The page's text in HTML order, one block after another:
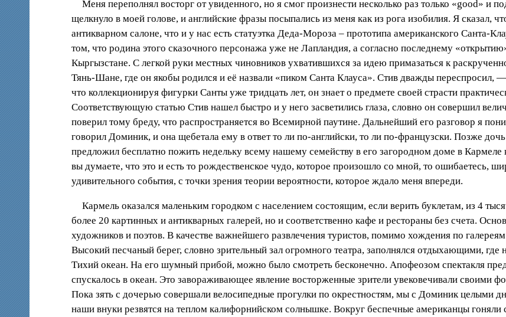
Меня переполнял восторг от увиденного, но я смог произнести несколько раз только «good» и
щелкнуло в моей голове, и английские фразы посыпались из меня как из рога изобилия. Я сказал,
антикварном салоне, что и у нас есть статуэтка Деда-Мороза – прототипа американского Санта-
том, что родина этого сказочного персонажа уже не Лапландия, а согласно последнему
Кыргызстане. С легкой руки местных чиновников ухватившихся за идею примазаться к
Тянь-Шане, где он якобы родился и её назвали «пиком Санта Клауса». Стив дважды переспросил,
что коллекционируя фигурки Санты уже тридцать лет, он знает о предмете своей страсти
Соответствующую статью Стив нашел быстро и у него засветились глаза, словно он совершил
поверил тому бреду, что распространяется во Всемирной паутине. Дальнейший его разговор я
говорил Доминик, и она щебетала ему в ответ то ли по-английски, то ли по-французски. Позже
предложил бесплатно пожить недельку всему нашему семейству в его загородном доме в
вы думаете, что это и есть то рождественское чудо, которое произошло со мной, то ошибаетесь,
удивительного события, с точки зрения теории вероятности, которое ждало меня впереди.
Кармель оказался маленьким городком с населением состоящим, если верить буклетам, из 4
более 20 картинных и антикварных галерей, но и соответственно кафе и рестораны без счета.
художников и поэтов. В качестве важнейшего развлечения туристов, помимо хождения по
Высокий песчаный берег, словно зрительный зал огромного театра, заполнялся отдыхающими, где
Тихий океан. На его шумный прибой, можно было смотреть бесконечно. Апофеозом спектакля
спускалось в океан. Это завораживающее явление восторженные зрители увековечивали своими
Пока зять с дочерью совершали велосипедные прогулки по окрестностям, мы с Доминик целыми
наши внуки резвятся на теплом калифорнийском солнышке. Вокруг беспечные американцы